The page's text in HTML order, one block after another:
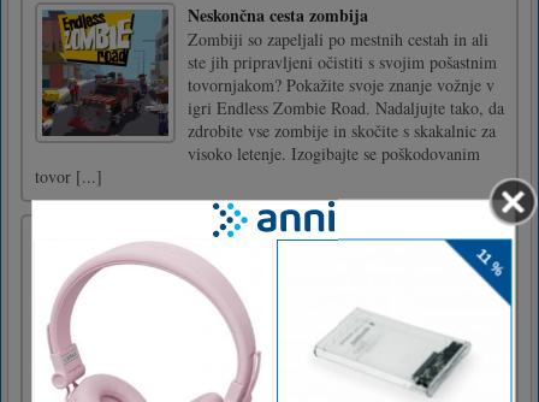
Neskončna cesta zombija
Zombiji so zapeljali po mestnih cestah in ali
ste jih pripravljeni očistiti s svojim pošastnim
tovornjakom? Pokažite svoje znanje vožnje v
igri Endless Zombie Road. Nadaljujte tako, da
zdrobite vse zombije in skočite s skakalnic za
visoko letenje. Izogibajte se poškodovanim
tovor [...]
Run Royale Knockout Ultimate
Haven't you played the ultra-casual Knockout
Ultimate series games that have become
popular recently? A new simulation game Run
Royale Knockout Ultimate has been released.
Let's start this thrilling knockout based on
multi gameplays such as parkour plus dodge